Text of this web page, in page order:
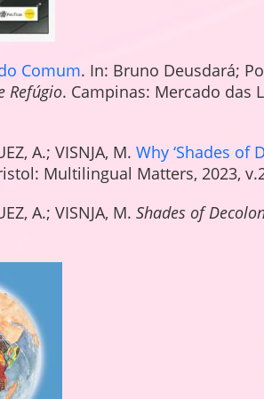
Comum. In: Bruno Deusdará;
Refúgio. Campinas: Mercado das
A.; VISNJA, M. Why ‘Shades of
Multilingual Matters, 2023,
A.; VISNJA, M. Shades of